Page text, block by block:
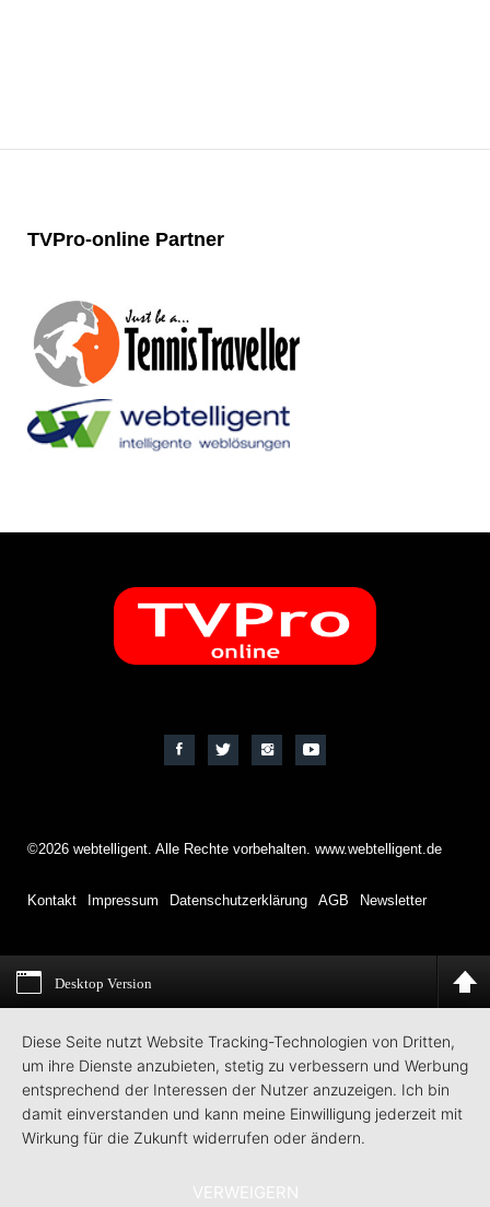
TVPro-online Partner
©2026 webtelligent. Alle Rechte vorbehalten. www.webtelligent.de
Kontakt Impressum Datenschutzerklärung AGB Newsletter
Desktop Version
Diese Seite nutzt Website Tracking-Technologien von Dritten,
um ihre Dienste anzubieten, stetig zu verbessern und Werbung
entsprechend der Interessen der Nutzer anzuzeigen. Ich bin
damit einverstanden und kann meine Einwilligung jederzeit mit
Wirkung für die Zukunft widerrufen oder ändern.
VERWEIGERN